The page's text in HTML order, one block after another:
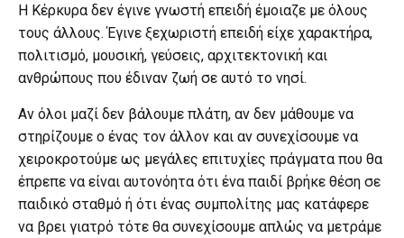
Η Κέρκυρα δεν έγινε γνωστή επειδή έμοιαζε με όλους
τους άλλους. Έγινε ξεχωριστή επειδή είχε χαρακτήρα,
πολιτισμό, μουσική, γεύσεις, αρχιτεκτονική και
ανθρώπους που έδιναν ζωή σε αυτό το νησί.
Αν όλοι μαζί δεν βάλουμε πλάτη, αν δεν μάθουμε να
στηρίζουμε ο ένας τον άλλον και αν συνεχίσουμε να
χειροκροτούμε ως μεγάλες επιτυχίες πράγματα που θα
έπρεπε να είναι αυτονόητα ότι ένα παιδί βρήκε θέση σε
παιδικό σταθμό ή ότι ένας συμπολίτης μας κατάφερε
να βρει γιατρό τότε θα συνεχίσουμε απλώς να μετράμε